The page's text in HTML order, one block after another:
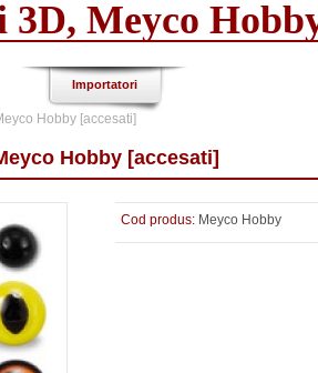
3D, Meyco
Importatori
Hobby [accesati]
Hobby [accesati]
Cod produs: Meyco Hobby